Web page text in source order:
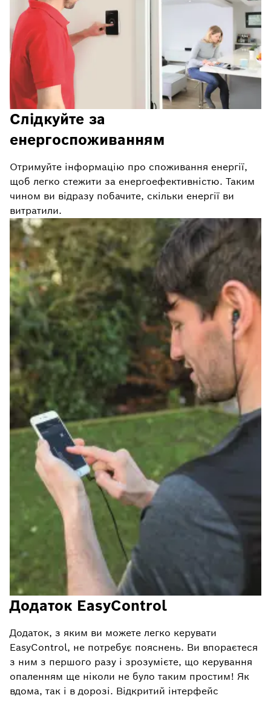
Слідкуйте за
енергоспоживанням
Отримуйте інформацію про споживання енергії,
щоб легко стежити за енергоефективністю. Таким
чином ви відразу побачите, скільки енергії ви
витратили.
Додаток EasyControl
Додаток, з яким ви можете легко керувати
EasyControl, не потребує пояснень. Ви впораєтеся
з ним з першого разу і зрозумієте, що керування
опаленням ще ніколи не було таким простим! Як
вдома, так і в дорозі. Відкритий інтерфейс